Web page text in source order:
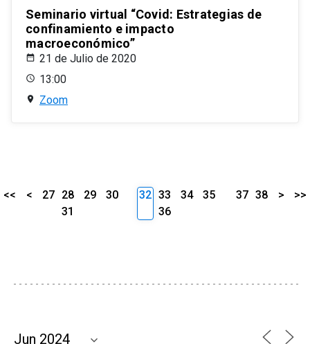
Seminario virtual “Covid: Estrategias de
confinamiento e impacto
macroeconómico”
21 de Julio de 2020
13:00
Zoom
<< < 27 28 29
30
31
32 33 34
35
36
37 38 > >>